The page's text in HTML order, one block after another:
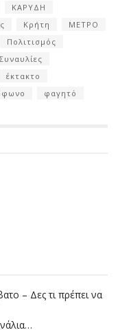
ΚΑΡΥΔΗ
Κρήτη
ΜΕΤΡΟ
Πολιτισμός
Συναυλίες
έκτακτο
φαγητό
– Δες τι πρέπει να